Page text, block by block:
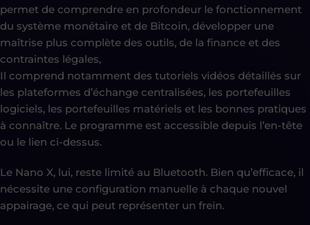
permet de comprendre en profondeur le fonctionnement
du système monétaire et de Bitcoin, développer une
maîtrise plus complète des outils, de la finance et des
contraintes légales,
Il comprend notamment des tutoriels vidéos détaillés sur
les plateformes d’échange centralisées, les portefeuilles
logiciels, les portefeuilles matériels et les bonnes pratiques
à connaître. Le programme est accessible depuis l’en-tête
ou le lien ci-dessus.
Le Nano X, lui, reste limité au Bluetooth. Bien qu’efficace, il
nécessite une configuration manuelle à chaque nouvel
appairage, ce qui peut représenter un frein.